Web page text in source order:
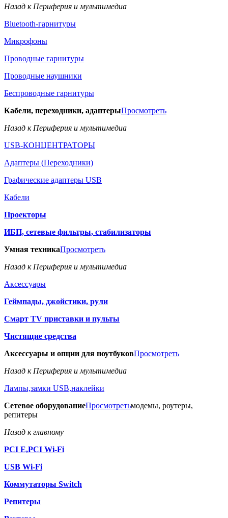
Назад к Периферия и мультимедиа
Bluetooth-гарнитуры
Микрофоны
Проводные гарнитуры
Проводные наушники
Беспроводные гарнитуры
Кабели, переходники, адаптерыПросмотреть
Назад к Периферия и мультимедиа
USB-КОНЦЕНТРАТОРЫ
Адаптеры (Переходники)
Графические адаптеры USB
Кабели
Проекторы
ИБП, сетевые фильтры, стабилизаторы
Умная техникаПросмотреть
Назад к Периферия и мультимедиа
Аксессуары
Геймпады, джойстики, рули
Смарт TV приставки и пульты
Чистящие средства
Аксессуары и опции для ноутбуковПросмотреть
Назад к Периферия и мультимедиа
Лампы,замки USB,наклейки
Сетевое оборудованиеПросмотретьмодемы, роутеры,
репитеры
Назад к главному
PCI E,PCI Wi-Fi
USB Wi-Fi
Коммутаторы Switch
Репитеры